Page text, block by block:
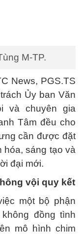
M-TP.
News, PGS.TS
Ủy ban Văn
và chuyên gia
Tâm đều cho
cần được đặt
hóa, sáng tạo và
đại mới.
vội quy kết
một bộ phận
đồng tình
mô hình chim